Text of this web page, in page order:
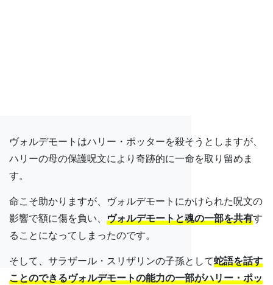
ヴォルデモートはハリー・ポッターを殺そうとしますが、
ハリーの母の保護呪文により奇跡的に一命を取り留めま
す。
命こそ助かりますが、ヴォルデモートにかけられた呪文の
影響で額に傷を負い、 ヴォルデモートと魂の一部を共有す
ることになってしまったのです。
そして、サラザール・スリザリンの子孫として蛇語を話す
ことのできるヴォルデモートの能力の一部がハリー・ポッ